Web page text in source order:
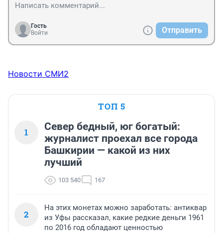
Гость
Войти
Отправить
Новости СМИ2
ТОП 5
1
Север бедный, юг богатый:
журналист проехал все города
Башкирии — какой из них
лучший
103 540 167
2
На этих монетах можно заработать: антиквар
из Уфы рассказал, какие редкие деньги 1961
по 2016 год обладают ценностью